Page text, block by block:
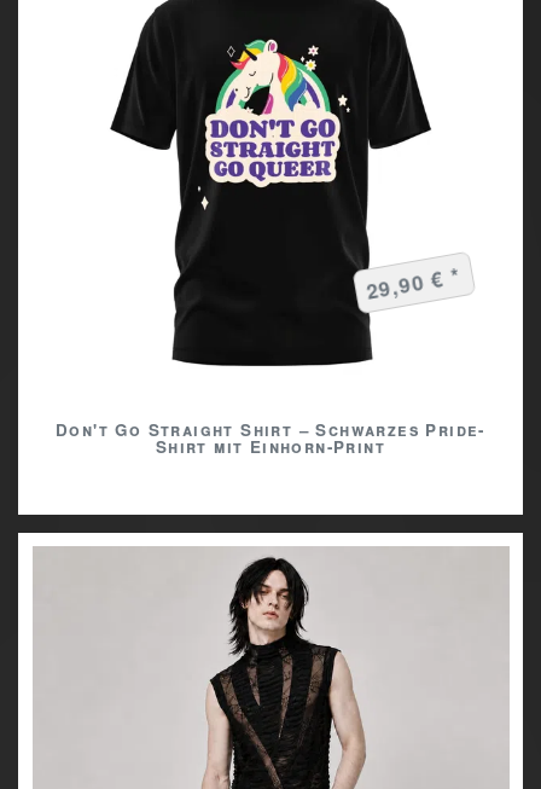
Don't Go Straight Shirt – Schwarzes Pride-
Shirt mit Einhorn-Print
29,90 € *